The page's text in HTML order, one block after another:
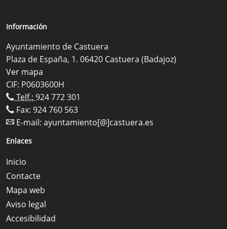
Información
Ayuntamiento de Castuera
Plaza de España, 1. 06420 Castuera (Badajoz)
Ver mapa
CIF: P0603600H
Telf.: 924 772 301
Fax: 924 760 563
E-mail: ayuntamiento[@]castuera.es
Enlaces
Inicio
Contacte
Mapa web
Aviso legal
Accesibilidad